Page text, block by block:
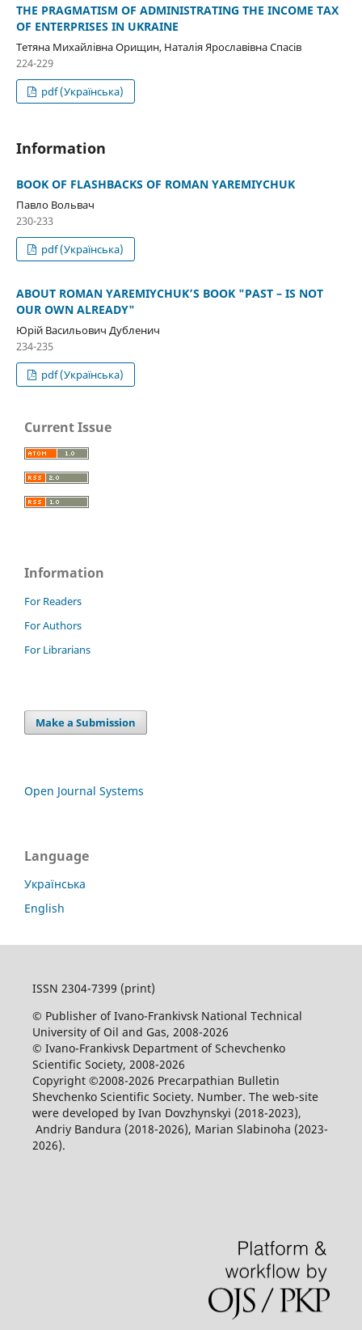
THE PRAGMATISM OF ADMINISTRATING THE INCOME TAX
OF ENTERPRISES IN UKRAINE
Тетяна Михайлівна Орищин, Наталія Ярославівна Спасів
224-229
pdf (Українська)
Information
BOOK OF FLASHBACKS OF ROMAN YAREMIYCHUK
Павло Вольвач
230-233
pdf (Українська)
ABOUT ROMAN YAREMIYCHUK’S BOOK "PAST – IS NOT
OUR OWN ALREADY"
Юрій Васильович Дубленич
234-235
pdf (Українська)
Current Issue
Information
For Readers
For Authors
For Librarians
Make a Submission
Open Journal Systems
Language
Українська
English
ISSN 2304-7399 (print)
© Publisher of Ivano-Frankivsk National Technical
University of Oil and Gas, 2008-2026
© Ivano-Frankivsk Department of Schevchenko
Scientific Society, 2008-2026
Copyright ©2008-2026 Precarpathian Bulletin
Shevchenko Scientific Society. Number. The web-site
were developed by Ivan Dovzhynskyi (2018-2023),
Andriy Bandura (2018-2026), Marian Slabinoha (2023-
2026).